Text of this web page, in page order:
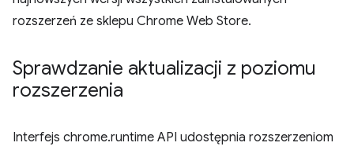
rozszerzeń ze sklepu Chrome Web Store.
Sprawdzanie aktualizacji z poziomu
rozszerzenia
Interfejs chrome.runtime API udostępnia rozszerzeniom